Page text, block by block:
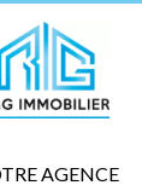
AGENCE